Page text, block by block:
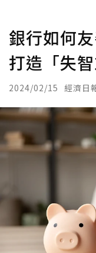
銀行如何
打造「失智
2024/02/15 經濟日